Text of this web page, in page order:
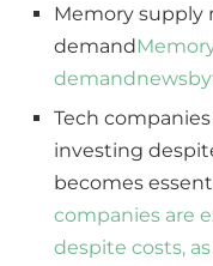
Memory
demand
demand
Tech
investing
becomes
companies are
despite costs,